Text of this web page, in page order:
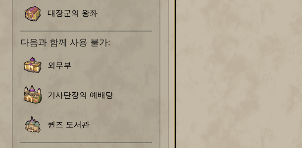
대장군의 왕좌
다음과 함께 사용 불가:
외무부
기사단장의 예배당
퀸즈 도서관